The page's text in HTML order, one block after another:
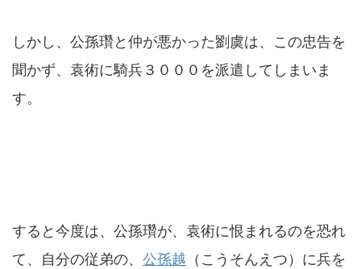
しかし、公孫瓚と仲が悪かった劉虞は、この忠告を
聞かず、袁術に騎兵３０００を派遣してしまいま
す。
すると今度は、公孫瓚が、袁術に恨まれるのを恐れ
て、自分の従弟の、 公孫越 （こうそんえつ）に兵を